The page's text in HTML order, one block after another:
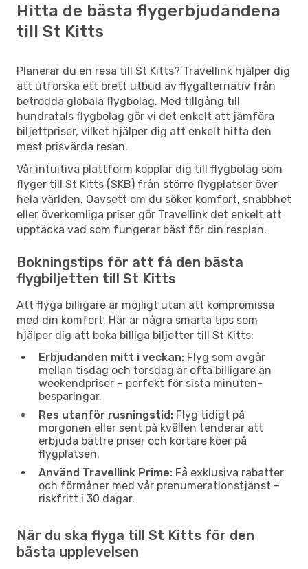
Hitta de bästa flygerbjudandena
till St Kitts
Planerar du en resa till St Kitts? Travellink hjälper dig
att utforska ett brett utbud av flygalternativ från
betrodda globala flygbolag. Med tillgång till
hundratals flygbolag gör vi det enkelt att jämföra
biljettpriser, vilket hjälper dig att enkelt hitta den
mest prisvärda resan.
Vår intuitiva plattform kopplar dig till flygbolag som
flyger till St Kitts (SKB) från större flygplatser över
hela världen. Oavsett om du söker komfort, snabbhet
eller överkomliga priser gör Travellink det enkelt att
upptäcka vad som fungerar bäst för din resplan.
Bokningstips för att få den bästa
flygbiljetten till St Kitts
Att flyga billigare är möjligt utan att kompromissa
med din komfort. Här är några smarta tips som
hjälper dig att boka billiga biljetter till St Kitts:
Erbjudanden mitt i veckan: Flyg som avgår
mellan tisdag och torsdag är ofta billigare än
weekendpriser – perfekt för sista minuten-
besparingar.
Res utanför rusningstid: Flyg tidigt på
morgonen eller sent på kvällen tenderar att
erbjuda bättre priser och kortare köer på
flygplatsen.
Använd Travellink Prime: Få exklusiva rabatter
och förmåner med vår prenumerationstjänst –
riskfritt i 30 dagar.
När du ska flyga till St Kitts för den
bästa upplevelsen